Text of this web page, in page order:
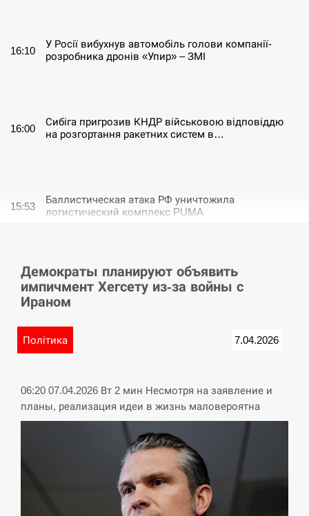
16:10
У Росії вибухнув автомобіль голови компанії-
розробника дронів «Упир» – ЗМІ
16:00
Сибіга пригрозив КНДР військовою відповіддю
на розгортання ракетних систем в…
15:53
Баллистическая атака РФ уничтожила
логистический комплекс PUMA
15:40
У Німеччині удар блискавки розділив навпіл
місто в Баварії
Пытки военнообязанного на Закарпатье:
Іспанія попросила партнерів не критикувати
Марокко через міграційну кризу –…
РФ провела новий раунд таємних зустрічей з
Демократы планируют объявить
импичмент Хегсету из-за войны с
Ираном
Політика 7.04.2026
06:20 07.04.2026 Вт 2 мин Несмотря на заявление и
планы, реализация идеи в жизнь маловероятна